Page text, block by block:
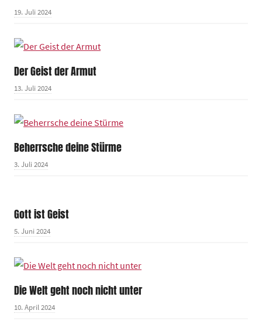
19. Juli 2024
Der Geist der Armut
13. Juli 2024
Beherrsche deine Stürme
3. Juli 2024
Gott ist Geist
5. Juni 2024
Die Welt geht noch nicht unter
10. April 2024